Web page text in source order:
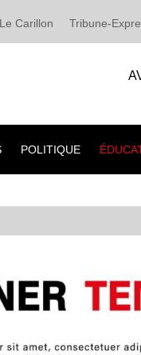
Le Carillon Tribune-
POLITIQUE